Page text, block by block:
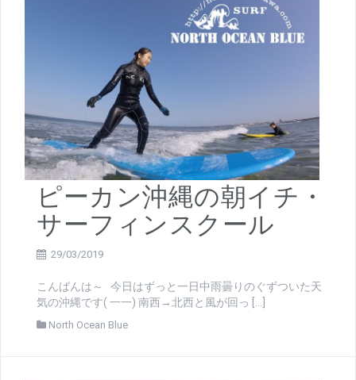
ピーカン沖縄の朝イチ・
サーフィンスクール
29/03/2019
こんばんは～ 今日はずっと一日中雨曇りのぐずついた天
気の沖縄です( 一一) 南西→北西と風が回っ […]
North Ocean Blue